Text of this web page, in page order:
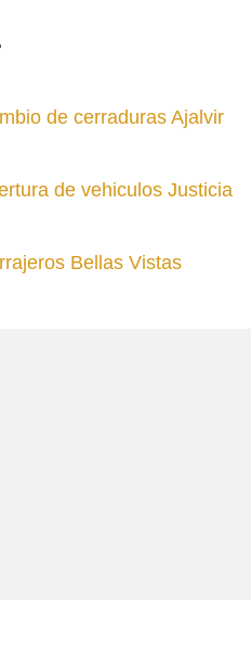
de cerraduras Ajalvir
de vehiculos Justicia
Bellas Vistas